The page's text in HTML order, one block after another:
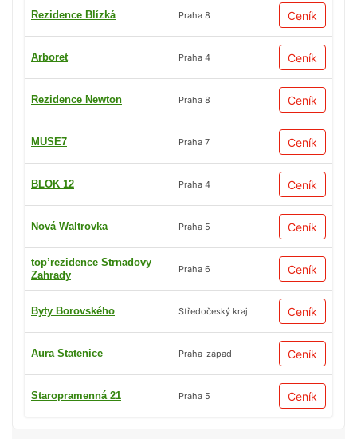
Rezidence Blízká Praha 8 Ceník
Arboret Praha 4 Ceník
Rezidence Newton Praha 8 Ceník
MUSE7 Praha 7 Ceník
BLOK 12 Praha 4 Ceník
Nová Waltrovka Praha 5 Ceník
top’rezidence Strnadovy
Zahrady
Praha 6 Ceník
Byty Borovského Středočeský kraj Ceník
Aura Statenice Praha-západ Ceník
Staropramenná 21 Praha 5 Ceník